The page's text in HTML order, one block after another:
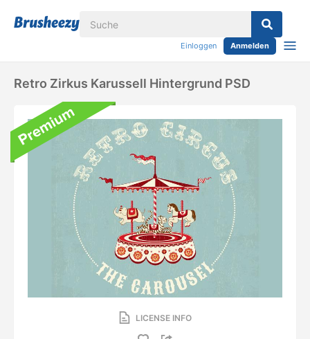
Einloggen Anmelden
Retro Zirkus Karussell Hintergrund PSD
LICENSE INFO